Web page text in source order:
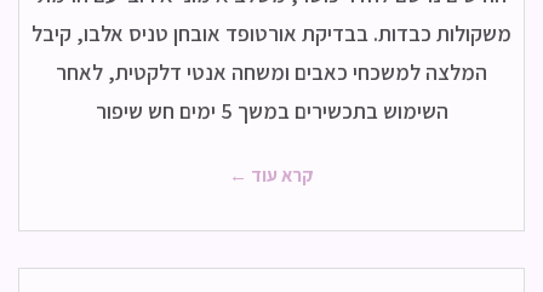
משקולות כבדות. בבדיקת אורטופד אובחן טניס אלבו, קיבל
המלצה למשכחי כאבים ומשחה אנטי דלקטית, לאחר
השימוש בתכשירים במשך 5 ימים חש שיפור
קרא עוד ←